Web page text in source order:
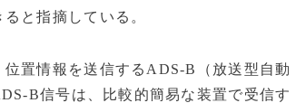
と指摘している。
置情報を送信するADS-B（放送型自動
B信号は、比較的簡易な装置で受信す